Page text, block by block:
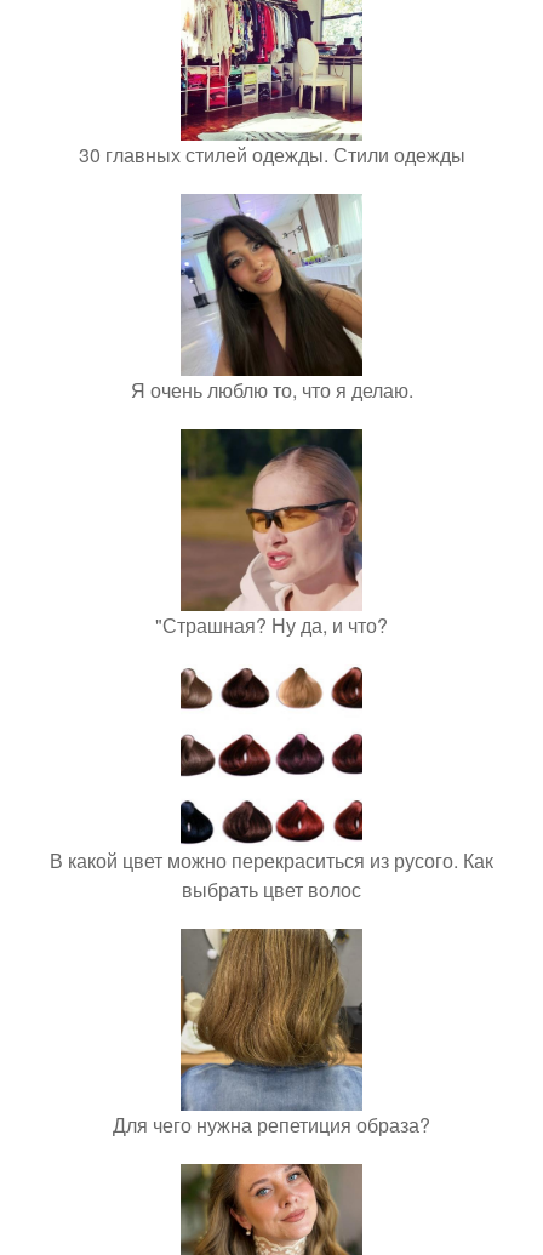
30 главных стилей одежды. Стили одежды
Я очень люблю то, что я делаю.
"Страшная? Ну да, и что?
В какой цвет можно перекраситься из русого. Как
выбрать цвет волос
Для чего нужна репетиция образа?